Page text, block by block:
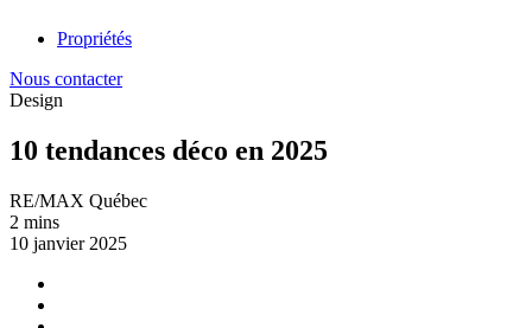
Propriétés
Nous contacter
Design
10 tendances déco en 2025
RE/MAX Québec
2 mins
10 janvier 2025